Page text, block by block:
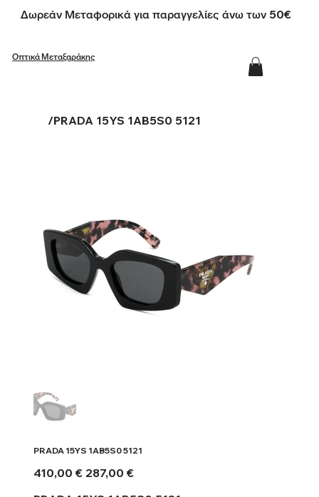
Δωρεάν Μεταφορικά για παραγγελίες άνω των 50€
Οπτικά Μεταξαράκης
/PRADA 15YS 1AB5S0 5121
PRADA 15YS 1AB5S0 5121
Αρχική
τιμή
410,00 € Τιμή
έκπτωσης
287,00 €